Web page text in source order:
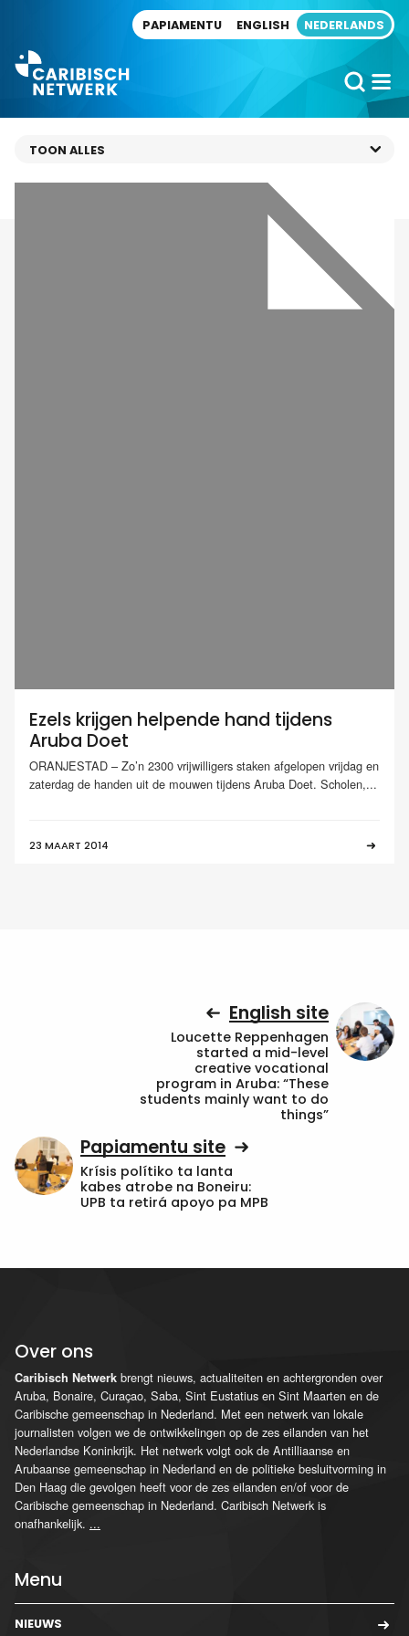
PAPIAMENTU ENGLISH NEDERLANDS
Ezels krijgen helpende hand tijdens
Aruba Doet
ORANJESTAD – Zo’n 2300 vrijwilligers staken afgelopen vrijdag en
zaterdag de handen uit de mouwen tijdens Aruba Doet. Scholen,...
23 MAART 2014
English site
Loucette Reppenhagen
started a mid-level
creative vocational
program in Aruba: “These
students mainly want to do
things”
Papiamentu site
Krísis polítiko ta lanta
kabes atrobe na Boneiru:
UPB ta retirá apoyo pa MPB
Over ons
Caribisch Netwerk brengt nieuws, actualiteiten en achtergronden over
Aruba, Bonaire, Curaçao, Saba, Sint Eustatius en Sint Maarten en de
Caribische gemeenschap in Nederland. Met een netwerk van lokale
journalisten volgen we de ontwikkelingen op de zes eilanden van het
Nederlandse Koninkrijk. Het netwerk volgt ook de Antilliaanse en
Arubaanse gemeenschap in Nederland en de politieke besluitvorming in
Den Haag die gevolgen heeft voor de zes eilanden en/of voor de
Caribische gemeenschap in Nederland. Caribisch Netwerk is
onafhankelijk. ...
Menu
NIEUWS